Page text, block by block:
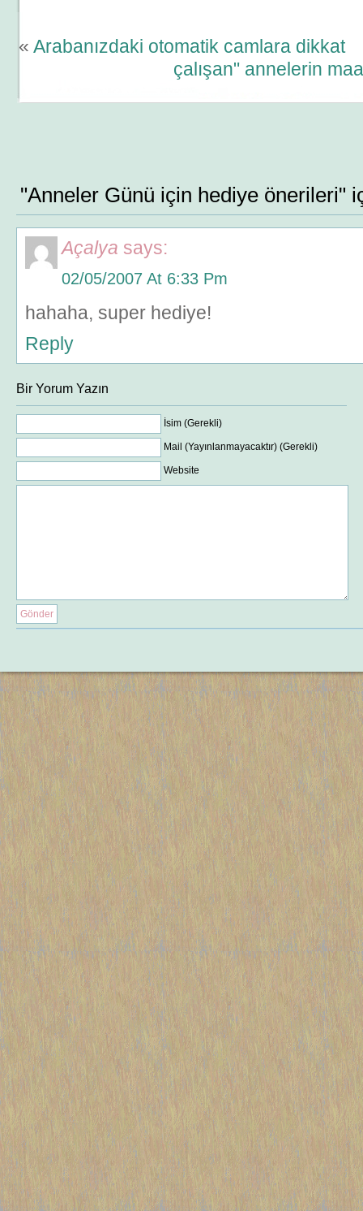
« Arabanızdaki otomatik camlara dikkat
çalışan" annelerin
"Anneler Günü için hediye önerileri"
Açalya says:
02/05/2007 At 6:33 Pm
hahaha, super hediye!
Reply
Bir Yorum Yazın
İsim (Gerekli)
Mail (Yayınlanmayacaktır) (Gerekli)
Website